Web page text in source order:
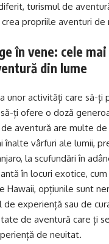
turismul de
propriile aventuri de
în vene: cele
din lume
unor activități care să-ți
ți ofere o doză
aventură are multe
înalte vârfuri ale lumii,
la scufundări în
în locuri exotice,
Hawaii, opțiunile sunt
experiență sau de
de aventură care ți
de neuitat.